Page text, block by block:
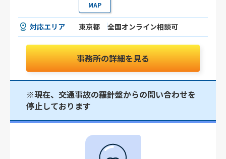
MAP
対応エリア 東京都 全国オンライン相談可
事務所の詳細を見る
※現在、交通事故の羅針盤からの問い合わせを
停止しております